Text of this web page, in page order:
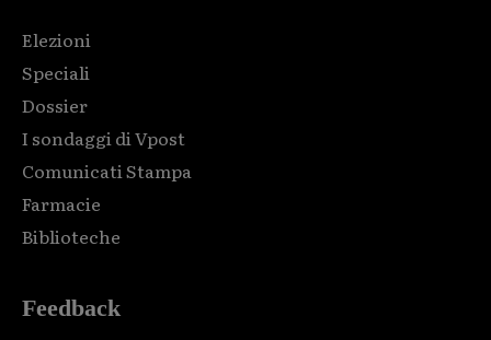
Elezioni
Speciali
Dossier
I sondaggi di Vpost
Comunicati Stampa
Farmacie
Biblioteche
Feedback